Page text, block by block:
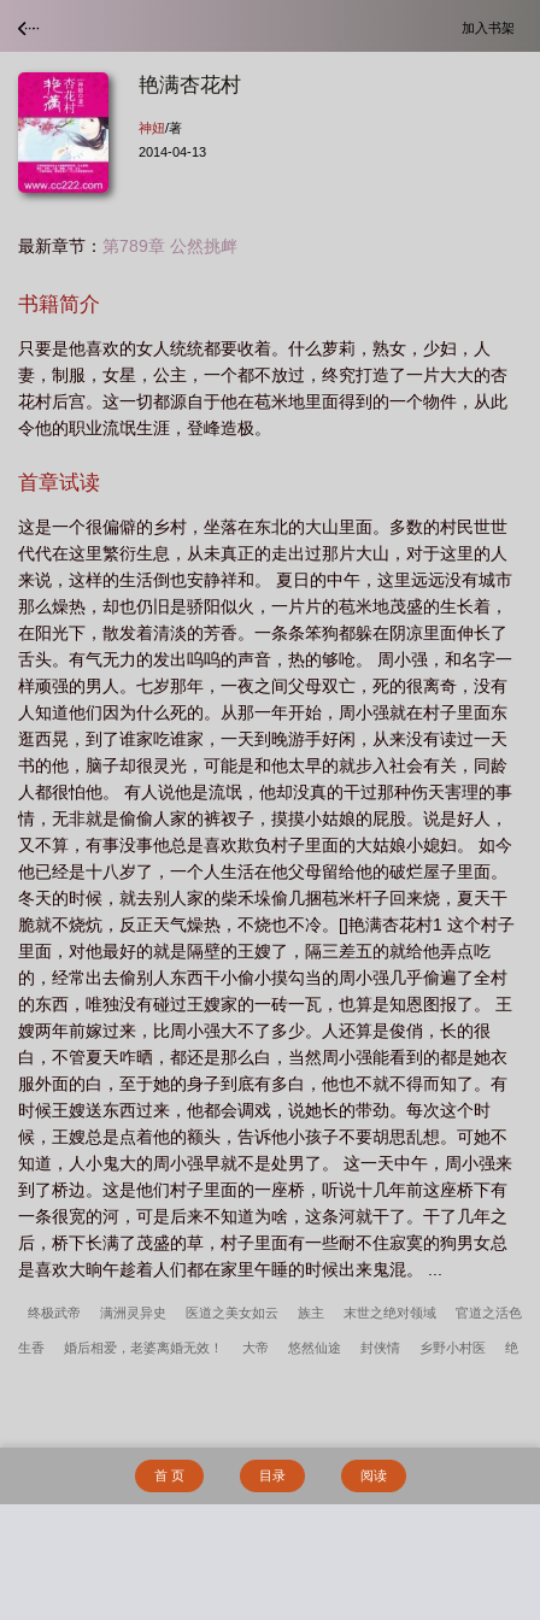
加入书架
艳满杏花村
神妞/著
2014-04-13
最新章节： 第789章 公然挑衅
书籍简介
只要是他喜欢的女人统统都要收着。什么萝莉，熟女，少妇，人
妻，制服，女星，公主，一个都不放过，终究打造了一片大大的杏
花村后宫。这一切都源自于他在苞米地里面得到的一个物件，从此
令他的职业流氓生涯，登峰造极。
首章试读
这是一个很偏僻的乡村，坐落在东北的大山里面。多数的村民世世
代代在这里繁衍生息，从未真正的走出过那片大山，对于这里的人
来说，这样的生活倒也安静祥和。 夏日的中午，这里远远没有城市
那么燥热，却也仍旧是骄阳似火，一片片的苞米地茂盛的生长着，
在阳光下，散发着清淡的芳香。一条条笨狗都躲在阴凉里面伸长了
舌头。有气无力的发出呜呜的声音，热的够呛。 周小强，和名字一
样顽强的男人。七岁那年，一夜之间父母双亡，死的很离奇，没有
人知道他们因为什么死的。从那一年开始，周小强就在村子里面东
逛西晃，到了谁家吃谁家，一天到晚游手好闲，从来没有读过一天
书的他，脑子却很灵光，可能是和他太早的就步入社会有关，同龄
人都很怕他。 有人说他是流氓，他却没真的干过那种伤天害理的事
情，无非就是偷偷人家的裤衩子，摸摸小姑娘的屁股。说是好人，
又不算，有事没事他总是喜欢欺负村子里面的大姑娘小媳妇。 如今
他已经是十八岁了，一个人生活在他父母留给他的破烂屋子里面。
冬天的时候，就去别人家的柴禾垛偷几捆苞米杆子回来烧，夏天干
脆就不烧炕，反正天气燥热，不烧也不冷。[]艳满杏花村1 这个村子
里面，对他最好的就是隔壁的王嫂了，隔三差五的就给他弄点吃
的，经常出去偷别人东西干小偷小摸勾当的周小强几乎偷遍了全村
的东西，唯独没有碰过王嫂家的一砖一瓦，也算是知恩图报了。 王
嫂两年前嫁过来，比周小强大不了多少。人还算是俊俏，长的很
白，不管夏天咋晒，都还是那么白，当然周小强能看到的都是她衣
服外面的白，至于她的身子到底有多白，他也不就不得而知了。有
时候王嫂送东西过来，他都会调戏，说她长的带劲。每次这个时
候，王嫂总是点着他的额头，告诉他小孩子不要胡思乱想。可她不
知道，人小鬼大的周小强早就不是处男了。 这一天中午，周小强来
到了桥边。这是他们村子里面的一座桥，听说十几年前这座桥下有
一条很宽的河，可是后来不知道为啥，这条河就干了。干了几年之
后，桥下长满了茂盛的草，村子里面有一些耐不住寂寞的狗男女总
是喜欢大晌午趁着人们都在家里午睡的时候出来鬼混。 ...
终极武帝 满洲灵异史 医道之美女如云 族主 末世之绝对领域 官道之活色
生香 婚后相爱，老婆离婚无效！ 大帝 悠然仙途 封侠情 乡野小村医 绝
学霸就跑之后by荤素搭配 她的追捕名单 足交俱乐部 大G，咖啡机与哥布林
首 页 目录 阅读